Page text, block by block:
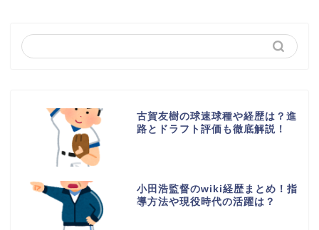
古賀友樹の球速球種や経歴は？進
路とドラフト評価も徹底解説！
小田浩監督のwiki経歴まとめ！指
導方法や現役時代の活躍は？